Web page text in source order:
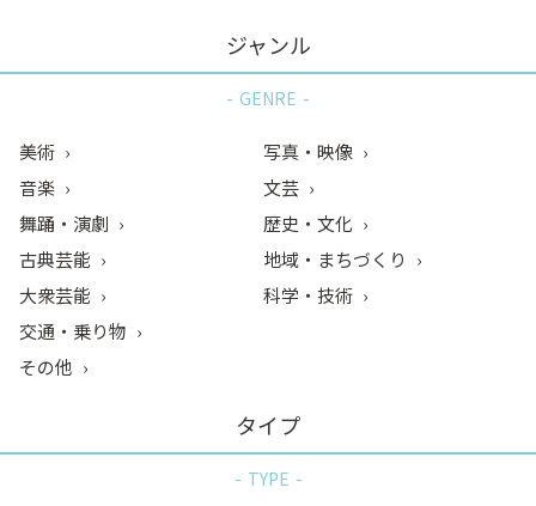
ジャンル
GENRE
美術
音楽
舞踊・演劇
古典芸能
大衆芸能
写真・映像
文芸
歴史・文化
地域・まちづくり
科学・技術
交通・乗り物
その他
タイプ
TYPE